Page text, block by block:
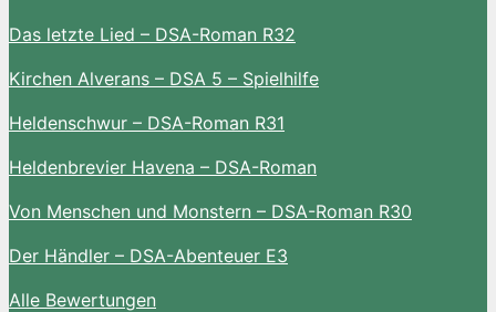
Das letzte Lied – DSA-Roman R32
Kirchen Alverans – DSA 5 – Spielhilfe
Heldenschwur – DSA-Roman R31
Heldenbrevier Havena – DSA-Roman
Von Menschen und Monstern – DSA-Roman R30
Der Händler – DSA-Abenteuer E3
Alle Bewertungen